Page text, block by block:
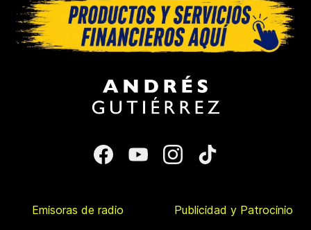
Emisoras de radio Publicidad y Patrocinio